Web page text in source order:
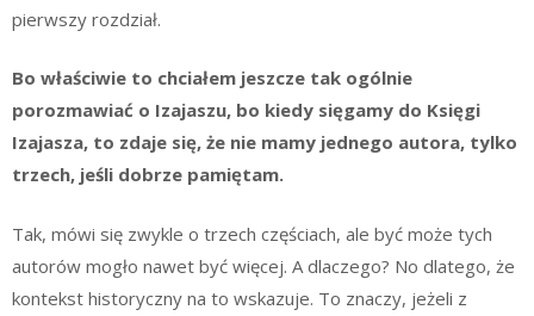
pierwszy rozdział.
Bo właściwie to chciałem jeszcze tak ogólnie
porozmawiać o Izajaszu, bo kiedy sięgamy do Księgi
Izajasza, to zdaje się, że nie mamy jednego autora, tylko
trzech, jeśli dobrze pamiętam.
Tak, mówi się zwykle o trzech częściach, ale być może tych
autorów mogło nawet być więcej. A dlaczego? No dlatego, że
kontekst historyczny na to wskazuje. To znaczy, jeżeli z